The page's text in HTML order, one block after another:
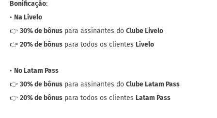
Bonificação:
• Na Livelo
👉 30% de bônus para assinantes do Clube Livelo
👉 20% de bônus para todos os clientes Livelo
• No Latam Pass
👉 30% de bônus para assinantes do Clube Latam Pass
👉 20% de bônus para todos os clientes Latam Pass